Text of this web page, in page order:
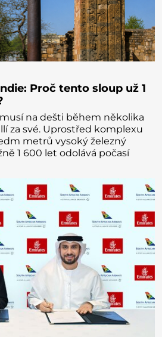
Proč tento sloup už 1
na dešti během několika
za své. Uprostřed komplexu
metrů vysoký železný
1 600 let odolává počasí